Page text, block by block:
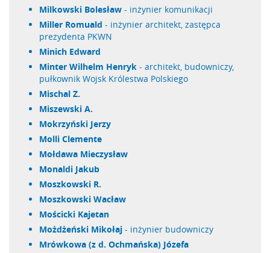
Milkowski Bolesław - inżynier komunikacji
Miller Romuald - inżynier architekt, zastępca
prezydenta PKWN
Minich Edward
Minter Wilhelm Henryk - architekt, budowniczy,
pułkownik Wojsk Królestwa Polskiego
Mischal Z.
Miszewski A.
Mokrzyński Jerzy
Molli Clemente
Mołdawa Mieczysław
Monaldi Jakub
Moszkowski R.
Moszkowski Wacław
Mościcki Kajetan
Możdżeński Mikołaj - inżynier budowniczy
Mrówkowa (z d. Ochmańska) Józefa